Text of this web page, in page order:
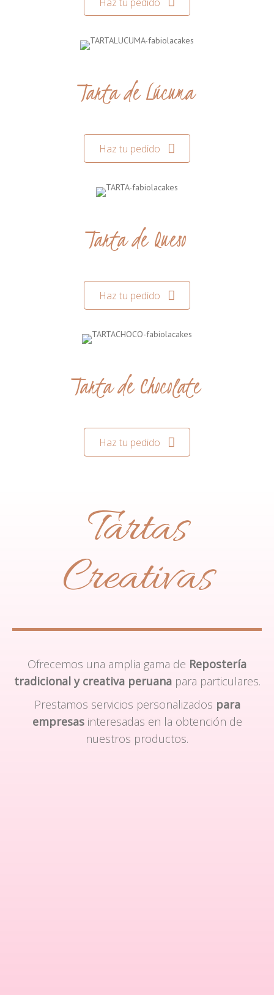
Tarta de Lúcuma
Haz tu pedido
Tarta de Queso
Haz tu pedido
Tarta de Chocolate
Haz tu pedido
Tartas
Creativas
Ofrecemos una amplia gama de Repostería
tradicional y creativa peruanapara particulares.
Prestamos servicios personalizados para
empresasinteresadas en la obtención de
nuestros productos.